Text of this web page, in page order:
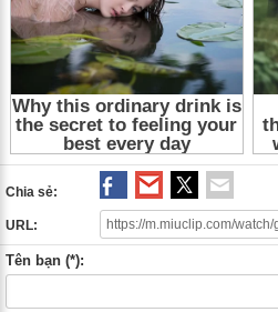
Chia sẻ:
URL:
Tên bạn (*):